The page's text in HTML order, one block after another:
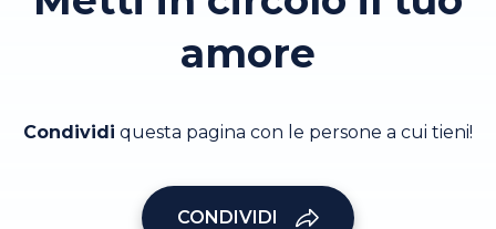
amore
Condividi questa pagina con le persone a cui tieni!
CONDIVIDI